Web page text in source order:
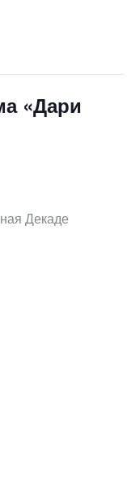
«Дари
Декаде